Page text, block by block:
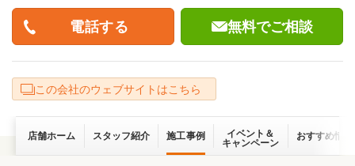
無料でご相談
この会社のウェブサイトはこちら
店舗ホーム スタッフ紹介 施工事例
イベント＆
キャンペーン
おすすめ情報